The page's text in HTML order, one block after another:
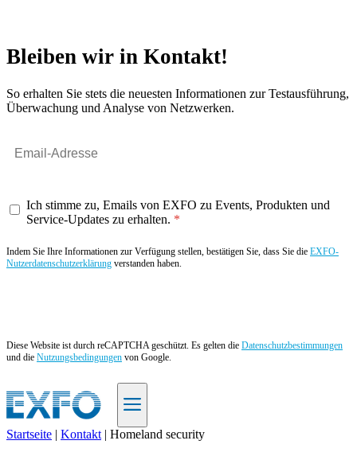
Bleiben wir in Kontakt!
So erhalten Sie stets die neuesten Informationen zur Testausführung,
Überwachung und Analyse von Netzwerken.
Ich stimme zu, Emails von EXFO zu Events, Produkten und
Service-Updates zu erhalten.
Indem Sie Ihre Informationen zur Verfügung stellen, bestätigen Sie, dass Sie die EXFO-
Nutzerdatenschutzerklärung verstanden haben.
Diese Website ist durch reCAPTCHA geschützt. Es gelten die Datenschutzbestimmungen
und die Nutzungsbedingungen von Google.
Startseite | Kontakt | Homeland security